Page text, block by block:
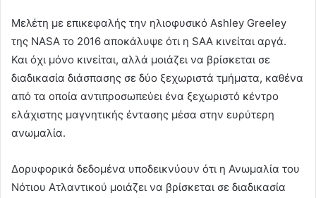
Μελέτη με επικεφαλής την ηλιοφυσικό Ashley Greeley
της NASA το 2016 αποκάλυψε ότι η SAA κινείται αργά.
Και όχι μόνο κινείται, αλλά μοιάζει να βρίσκεται σε
διαδικασία διάσπασης σε δύο ξεχωριστά τμήματα, καθένα
από τα οποία αντιπροσωπεύει ένα ξεχωριστό κέντρο
ελάχιστης μαγνητικής έντασης μέσα στην ευρύτερη
ανωμαλία.
Δορυφορικά δεδομένα υποδεικνύουν ότι η Ανωμαλία του
Νότιου Ατλαντικού μοιάζει να βρίσκεται σε διαδικασία